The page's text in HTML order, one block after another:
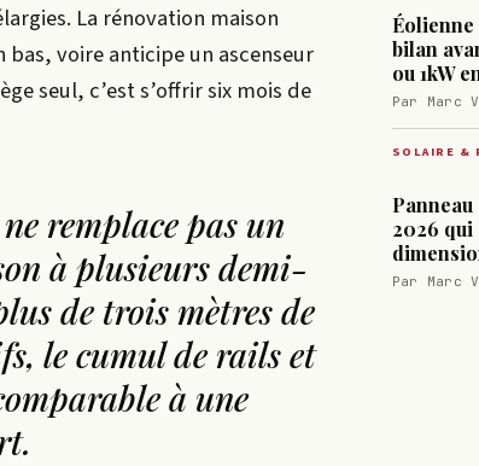
La rénovation maison
voire anticipe un ascenseur
seul, c’est s’offrir six mois de
remplace pas un
à plusieurs demi-
de trois mètres de
le cumul de rails et
à une
bilan
ou 1kW
Par Marc
SOLAIRE &
2026 qui
Par Marc